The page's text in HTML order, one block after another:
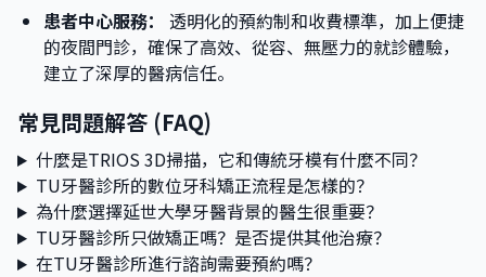
患者中心服務：
透明化的預約制和收費標準，加上便捷
的夜間門診，確保了高效、從容、無壓力的就診體驗，
建立了深厚的醫病信任。
常見問題解答 (FAQ)
什麼是TRIOS 3D掃描，它和傳統牙模有什麼不同？
TU牙醫診所的數位牙科矯正流程是怎樣的？
為什麼選擇延世大學牙醫背景的醫生很重要？
TU牙醫診所只做矯正嗎？是否提供其他治療？
在TU牙醫診所進行諮詢需要預約嗎？